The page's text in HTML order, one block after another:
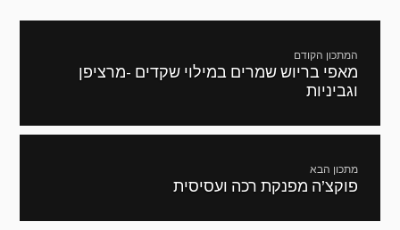
המתכון הקודם
מתכון
קודם:
מאפי בריוש שמרים במילוי שקדים -מרציפן
וגביניות
מתכון הבא
המתכון
פוקצ’ה מפנקת רכה ועסיסית